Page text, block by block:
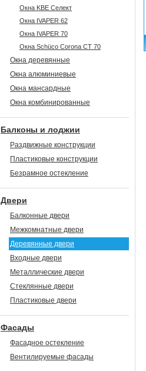
Окна KBE Селект
Окна IVAPER 62
Окна IVAPER 70
Окна Sсhüco Corona CT 70
Окна деревянные
Окна алюминиевые
Окна мансардные
Окна комбинированные
Балконы и лоджии
Раздвижные конструкции
Пластиковые конструкции
Безрамное остекление
Двери
Балконные двери
Межкомнатные двери
Деревянные двери
Входные двери
Металлические двери
Стеклянные двери
Пластиковые двери
Фасады
Фасадное остекление
Вентилируемые фасады